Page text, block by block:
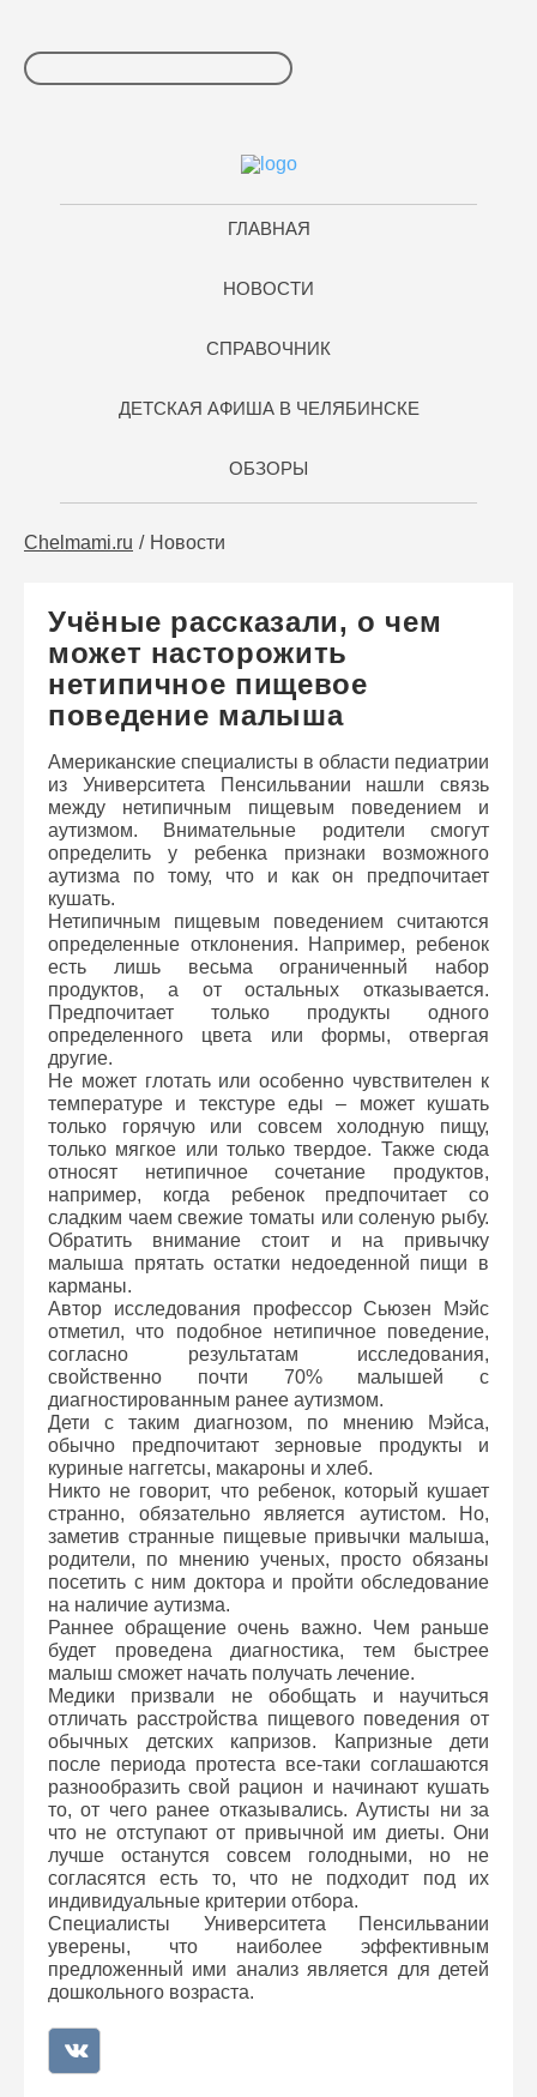
ГЛАВНАЯ
НОВОСТИ
СПРАВОЧНИК
ДЕТСКАЯ АФИША В ЧЕЛЯБИНСКЕ
ОБЗОРЫ
Chelmami.ru Новости
Учёные рассказали, о чем
может насторожить
нетипичное пищевое
поведение малыша
Американские специалисты в области педиатрии
из Университета Пенсильвании нашли связь
между нетипичным пищевым поведением и
аутизмом. Внимательные родители смогут
определить у ребенка признаки возможного
аутизма по тому, что и как он предпочитает
кушать.
Нетипичным пищевым поведением считаются
определенные отклонения. Например, ребенок
есть лишь весьма ограниченный набор
продуктов, а от остальных отказывается.
Предпочитает только продукты одного
определенного цвета или формы, отвергая
другие.
Не может глотать или особенно чувствителен к
температуре и текстуре еды – может кушать
только горячую или совсем холодную пищу,
только мягкое или только твердое. Также сюда
относят нетипичное сочетание продуктов,
например, когда ребенок предпочитает со
сладким чаем свежие томаты или соленую рыбу.
Обратить внимание стоит и на привычку
малыша прятать остатки недоеденной пищи в
карманы.
Автор исследования профессор Сьюзен Мэйс
отметил, что подобное нетипичное поведение,
согласно результатам исследования,
свойственно почти 70% малышей с
диагностированным ранее аутизмом.
Дети с таким диагнозом, по мнению Мэйса,
обычно предпочитают зерновые продукты и
куриные наггетсы, макароны и хлеб.
Никто не говорит, что ребенок, который кушает
странно, обязательно является аутистом. Но,
заметив странные пищевые привычки малыша,
родители, по мнению ученых, просто обязаны
посетить с ним доктора и пройти обследование
на наличие аутизма.
Раннее обращение очень важно. Чем раньше
будет проведена диагностика, тем быстрее
малыш сможет начать получать лечение.
Медики призвали не обобщать и научиться
отличать расстройства пищевого поведения от
обычных детских капризов. Капризные дети
после периода протеста все-таки соглашаются
разнообразить свой рацион и начинают кушать
то, от чего ранее отказывались. Аутисты ни за
что не отступают от привычной им диеты. Они
лучше останутся совсем голодными, но не
согласятся есть то, что не подходит под их
индивидуальные критерии отбора.
Специалисты Университета Пенсильвании
уверены, что наиболее эффективным
предложенный ими анализ является для детей
дошкольного возраста.